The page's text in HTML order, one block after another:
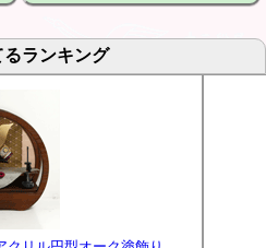
るランキング